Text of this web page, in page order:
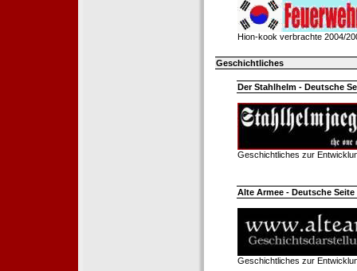
Hion-kook verbrachte 2004/
Geschichtliches
Der Stahlhelm - Deutsche
Geschichtliches zur
Alte Armee - Deutsche Seite
Geschichtliches zur